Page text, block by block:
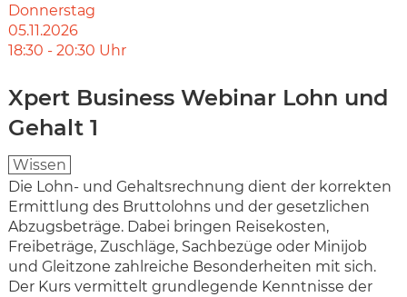
Donnerstag
05.11.2026
18:30 - 20:30 Uhr
Xpert Business Webinar Lohn und
Gehalt 1
Wissen
Die Lohn- und Gehaltsrechnung dient der korrekten
Ermittlung des Bruttolohns und der gesetzlichen
Abzugsbeträge. Dabei bringen Reisekosten,
Freibeträge, Zuschläge, Sachbezüge oder Minijob
und Gleitzone zahlreiche Besonderheiten mit sich.
Der Kurs vermittelt grundlegende Kenntnisse der